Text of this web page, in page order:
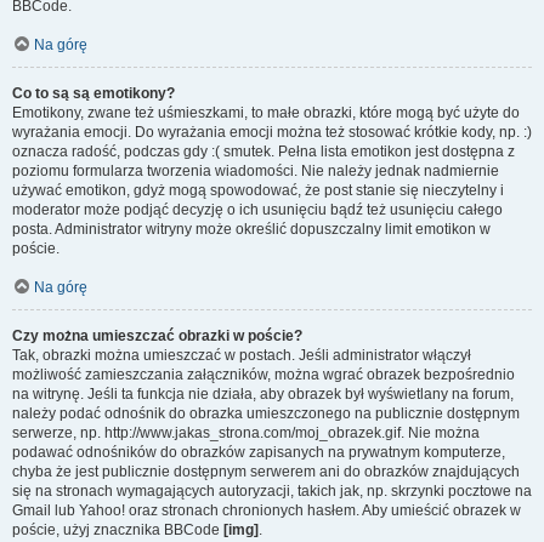
BBCode.
Na górę
Co to są są emotikony?
Emotikony, zwane też uśmieszkami, to małe obrazki, które mogą być użyte do
wyrażania emocji. Do wyrażania emocji można też stosować krótkie kody, np. :)
oznacza radość, podczas gdy :( smutek. Pełna lista emotikon jest dostępna z
poziomu formularza tworzenia wiadomości. Nie należy jednak nadmiernie
używać emotikon, gdyż mogą spowodować, że post stanie się nieczytelny i
moderator może podjąć decyzję o ich usunięciu bądź też usunięciu całego
posta. Administrator witryny może określić dopuszczalny limit emotikon w
poście.
Na górę
Czy można umieszczać obrazki w poście?
Tak, obrazki można umieszczać w postach. Jeśli administrator włączył
możliwość zamieszczania załączników, można wgrać obrazek bezpośrednio
na witrynę. Jeśli ta funkcja nie działa, aby obrazek był wyświetlany na forum,
należy podać odnośnik do obrazka umieszczonego na publicznie dostępnym
serwerze, np. http://www.jakas_strona.com/moj_obrazek.gif. Nie można
podawać odnośników do obrazków zapisanych na prywatnym komputerze,
chyba że jest publicznie dostępnym serwerem ani do obrazków znajdujących
się na stronach wymagających autoryzacji, takich jak, np. skrzynki pocztowe na
Gmail lub Yahoo! oraz stronach chronionych hasłem. Aby umieścić obrazek w
poście, użyj znacznika BBCode [img].